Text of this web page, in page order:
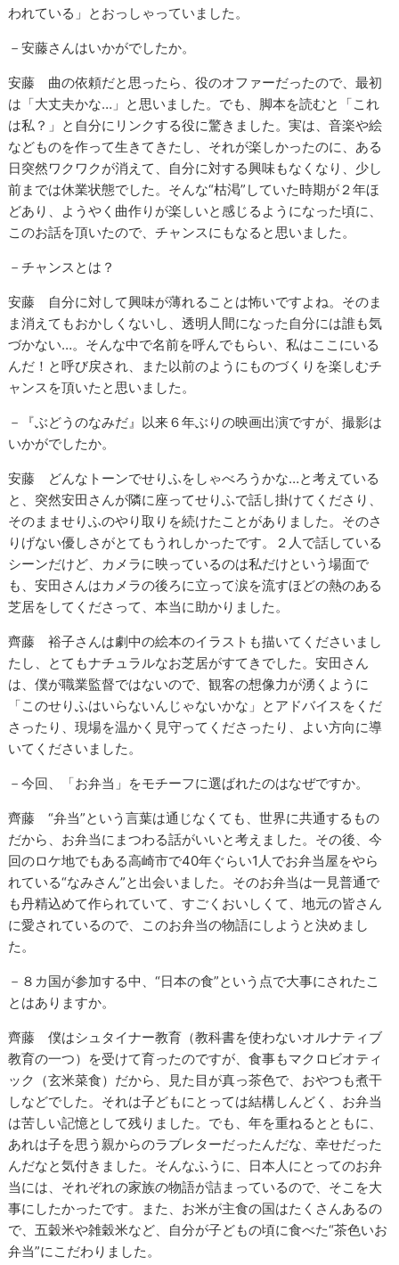
われている」とおっしゃっていました。
－安藤さんはいかがでしたか。
安藤 曲の依頼だと思ったら、役のオファーだったので、最初
は「大丈夫かな…」と思いました。でも、脚本を読むと「これ
は私？」と自分にリンクする役に驚きました。実は、音楽や絵
などものを作って生きてきたし、それが楽しかったのに、ある
日突然ワクワクが消えて、自分に対する興味もなくなり、少し
前までは休業状態でした。そんな“枯渇”していた時期が２年ほ
どあり、ようやく曲作りが楽しいと感じるようになった頃に、
このお話を頂いたので、チャンスにもなると思いました。
－チャンスとは？
安藤 自分に対して興味が薄れることは怖いですよね。そのま
ま消えてもおかしくないし、透明人間になった自分には誰も気
づかない…。そんな中で名前を呼んでもらい、私はここにいる
んだ！と呼び戻され、また以前のようにものづくりを楽しむチ
ャンスを頂いたと思いました。
－『ぶどうのなみだ』以来６年ぶりの映画出演ですが、撮影は
いかがでしたか。
安藤 どんなトーンでせりふをしゃべろうかな…と考えている
と、突然安田さんが隣に座ってせりふで話し掛けてくださり、
そのまませりふのやり取りを続けたことがありました。そのさ
りげない優しさがとてもうれしかったです。２人で話している
シーンだけど、カメラに映っているのは私だけという場面で
も、安田さんはカメラの後ろに立って涙を流すほどの熱のある
芝居をしてくださって、本当に助かりました。
齊藤 裕子さんは劇中の絵本のイラストも描いてくださいまし
たし、とてもナチュラルなお芝居がすてきでした。安田さん
は、僕が職業監督ではないので、観客の想像力が湧くように
「このせりふはいらないんじゃないかな」とアドバイスをくだ
さったり、現場を温かく見守ってくださったり、よい方向に導
いてくださいました。
－今回、「お弁当」をモチーフに選ばれたのはなぜですか。
齊藤 “弁当”という言葉は通じなくても、世界に共通するもの
だから、お弁当にまつわる話がいいと考えました。その後、今
回のロケ地でもある高崎市で40年ぐらい1人でお弁当屋をやら
れている“なみさん”と出会いました。そのお弁当は一見普通で
も丹精込めて作られていて、すごくおいしくて、地元の皆さん
に愛されているので、このお弁当の物語にしようと決めまし
た。
－８カ国が参加する中、“日本の食”という点で大事にされたこ
とはありますか。
齊藤 僕はシュタイナー教育（教科書を使わないオルナティブ
教育の一つ）を受けて育ったのですが、食事もマクロビオティ
ック（玄米菜食）だから、見た目が真っ茶色で、おやつも煮干
しなどでした。それは子どもにとっては結構しんどく、お弁当
は苦しい記憶として残りました。でも、年を重ねるとともに、
あれは子を思う親からのラブレターだったんだな、幸せだった
んだなと気付きました。そんなふうに、日本人にとってのお弁
当には、それぞれの家族の物語が詰まっているので、そこを大
事にしたかったです。また、お米が主食の国はたくさんあるの
で、五穀米や雑穀米など、自分が子どもの頃に食べた“茶色いお
弁当”にこだわりました。